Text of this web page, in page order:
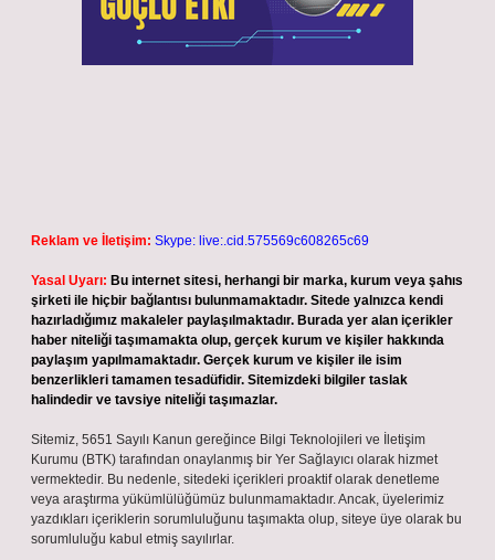
Reklam ve İletişim: Skype: live:.cid.575569c608265c69
Yasal Uyarı: Bu internet sitesi, herhangi bir marka, kurum veya şahıs
şirketi ile hiçbir bağlantısı bulunmamaktadır. Sitede yalnızca kendi
hazırladığımız makaleler paylaşılmaktadır. Burada yer alan içerikler
haber niteliği taşımamakta olup, gerçek kurum ve kişiler hakkında
paylaşım yapılmamaktadır. Gerçek kurum ve kişiler ile isim
benzerlikleri tamamen tesadüfidir. Sitemizdeki bilgiler taslak
halindedir ve tavsiye niteliği taşımazlar.
Sitemiz, 5651 Sayılı Kanun gereğince Bilgi Teknolojileri ve İletişim
Kurumu (BTK) tarafından onaylanmış bir Yer Sağlayıcı olarak hizmet
vermektedir. Bu nedenle, sitedeki içerikleri proaktif olarak denetleme
veya araştırma yükümlülüğümüz bulunmamaktadır. Ancak, üyelerimiz
yazdıkları içeriklerin sorumluluğunu taşımakta olup, siteye üye olarak bu
sorumluluğu kabul etmiş sayılırlar.